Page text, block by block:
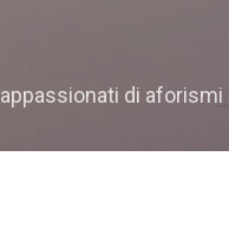
di aforismi